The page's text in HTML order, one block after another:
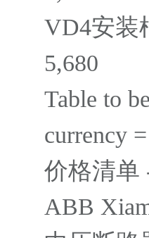
VD4安装
5,680
Table to
currency
价格清单
ABB